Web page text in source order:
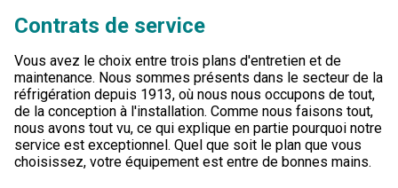
Contrats de service
Vous avez le choix entre trois plans d'entretien et de
maintenance. Nous sommes présents dans le secteur de la
réfrigération depuis 1913, où nous nous occupons de tout,
de la conception à l'installation. Comme nous faisons tout,
nous avons tout vu, ce qui explique en partie pourquoi notre
service est exceptionnel. Quel que soit le plan que vous
choisissez, votre équipement est entre de bonnes mains.